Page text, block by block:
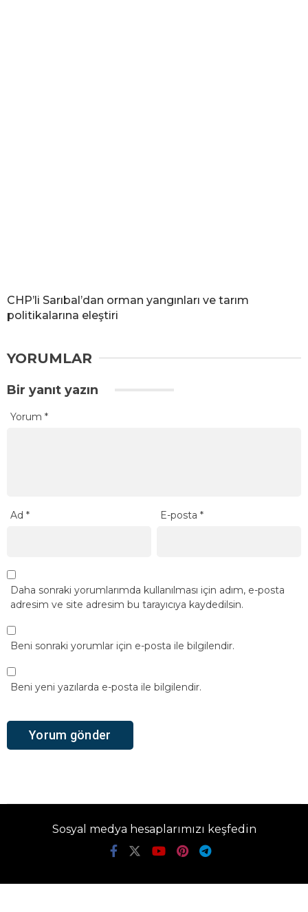
CHP’li Sarıbal’dan orman yangınları ve tarım
politikalarına eleştiri
YORUMLAR
Bir yanıt yazın
Yorum *
Ad * E-posta*
Daha sonraki yorumlarımda kullanılması için adım, e-posta
adresim ve site adresim bu tarayıcıya kaydedilsin.
Beni sonraki yorumlar için e-posta ile bilgilendir.
Beni yeni yazılarda e-posta ile bilgilendir.
Sosyal medya hesaplarımızı keşfedin